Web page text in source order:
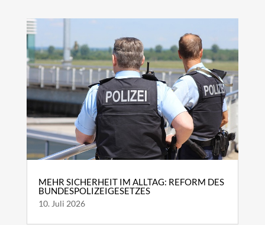
MEHR SICHERHEIT IM ALLTAG: REFORM DES
BUNDESPOLIZEIGESETZES
10. Juli 2026